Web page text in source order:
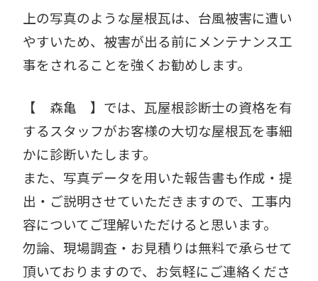
上の写真のような屋根瓦は、台風被害に遭い
やすいため、被害が出る前にメンテナンス工
事をされることを強くお勧めします。
【 森亀 】では、瓦屋根診断士の資格を有
するスタッフがお客様の大切な屋根瓦を事細
かに診断いたします。
また、写真データを用いた報告書も作成・提
出・ご説明させていただきますので、工事内
容についてご理解いただけると思います。
勿論、現場調査・お見積りは無料で承らせて
頂いておりますので、お気軽にご連絡くださ